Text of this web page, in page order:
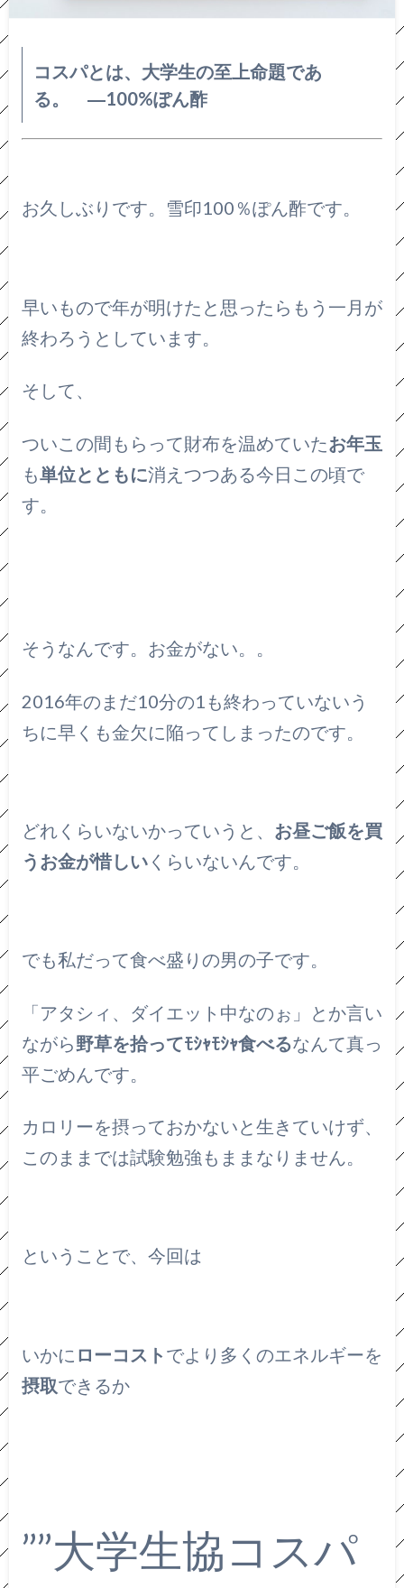
コスパとは、大学生の至上命題であ
る。 ―100%ぽん酢
お久しぶりです。雪印100％ぽん酢です。
早いもので年が明けたと思ったらもう一月が
終わろうとしています。
そして、
ついこの間もらって財布を温めていたお年玉
も単位とともに消えつつある今日この頃で
す。
そうなんです。お金がない。。
2016年のまだ10分の1も終わっていないう
ちに早くも金欠に陥ってしまったのです。
どれくらいないかっていうと、 お昼ご飯を買
うお金が惜しいくらいないんです。
でも私だって食べ盛りの男の子です。
「アタシィ、ダイエット中なのぉ」とか言い
ながら野草を拾ってﾓｼｬﾓｼｬ食べるなんて真っ
平ごめんです。
カロリーを摂っておかないと生きていけず、
このままでは試験勉強もままなりません。
ということで、今回は
いかに ローコスト でより多くのエネルギーを
摂取できるか
””大学生協コスパ